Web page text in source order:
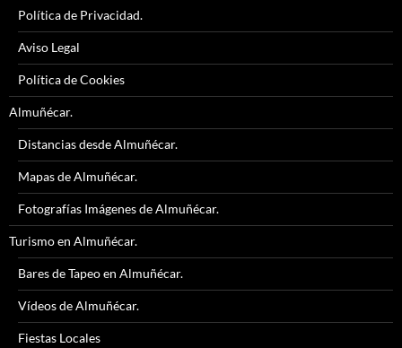
Política de Privacidad.
Aviso Legal
Política de Cookies
Almuñécar.
Distancias desde Almuñécar.
Mapas de Almuñécar.
Fotografías Imágenes de Almuñécar.
Turismo en Almuñécar.
Bares de Tapeo en Almuñécar.
Vídeos de Almuñécar.
Fiestas Locales